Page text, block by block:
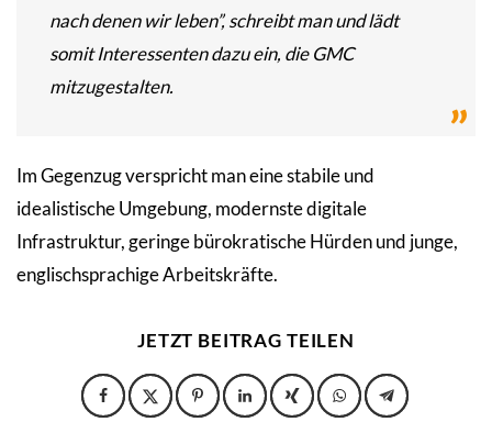
nach denen wir leben”, schreibt man und lädt
somit Interessenten dazu ein, die GMC
mitzugestalten.
Im Gegenzug verspricht man eine stabile und
idealistische Umgebung, modernste digitale
Infrastruktur, geringe bürokratische Hürden und junge,
englischsprachige Arbeitskräfte.
JETZT BEITRAG TEILEN